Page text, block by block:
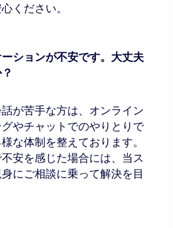
ください。
ションが不安です。大丈夫
が苦手な方は、オンライン
グやチャットでのやりとりで
な体制を整えております。
安を感じた場合には、当ス
にご相談に乗って解決を目